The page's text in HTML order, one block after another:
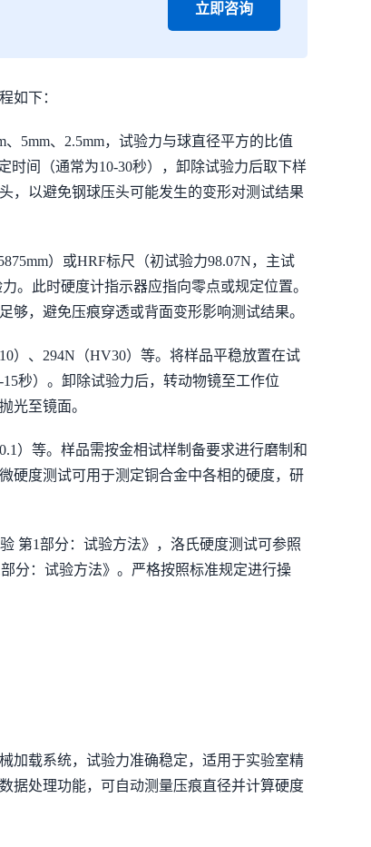
立即咨询
如下：
5mm、2.5mm，试验力与球直径平方的比值
时间（通常为10-30秒），卸除试验力后取下样
，以避免钢球压头可能发生的变形对测试结果
）或HRF标尺（初试验力98.07N，主试
。此时硬度计指示器应指向零点或规定位置。
，避免压痕穿透或背面变形影响测试结果。
）、294N（HV30）等。将样品平稳放置在试
秒）。卸除试验力后，转动物镜至工作位
光至镜面。
）等。样品需按金相试样制备要求进行磨制和
硬度测试可用于测定铜合金中各相的硬度，研
第1部分：试验方法》，洛氏硬度测试可参照
分：试验方法》。严格按照标准规定进行操
加载系统，试验力准确稳定，适用于实验室精
据处理功能，可自动测量压痕直径并计算硬度